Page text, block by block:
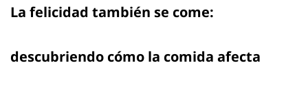
La felicidad también se come:
descubriendo cómo la comida afecta